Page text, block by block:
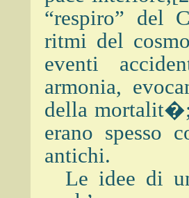
“respiro” del
ritmi del
eventi
armonia,
della mortalit�;
erano spesso
antichi.
Le idee di